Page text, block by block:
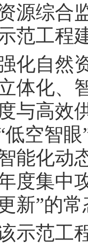
源综合
范工程
自然资
体化、
与高效
低空智
能化动
度集中
新”的
范工程